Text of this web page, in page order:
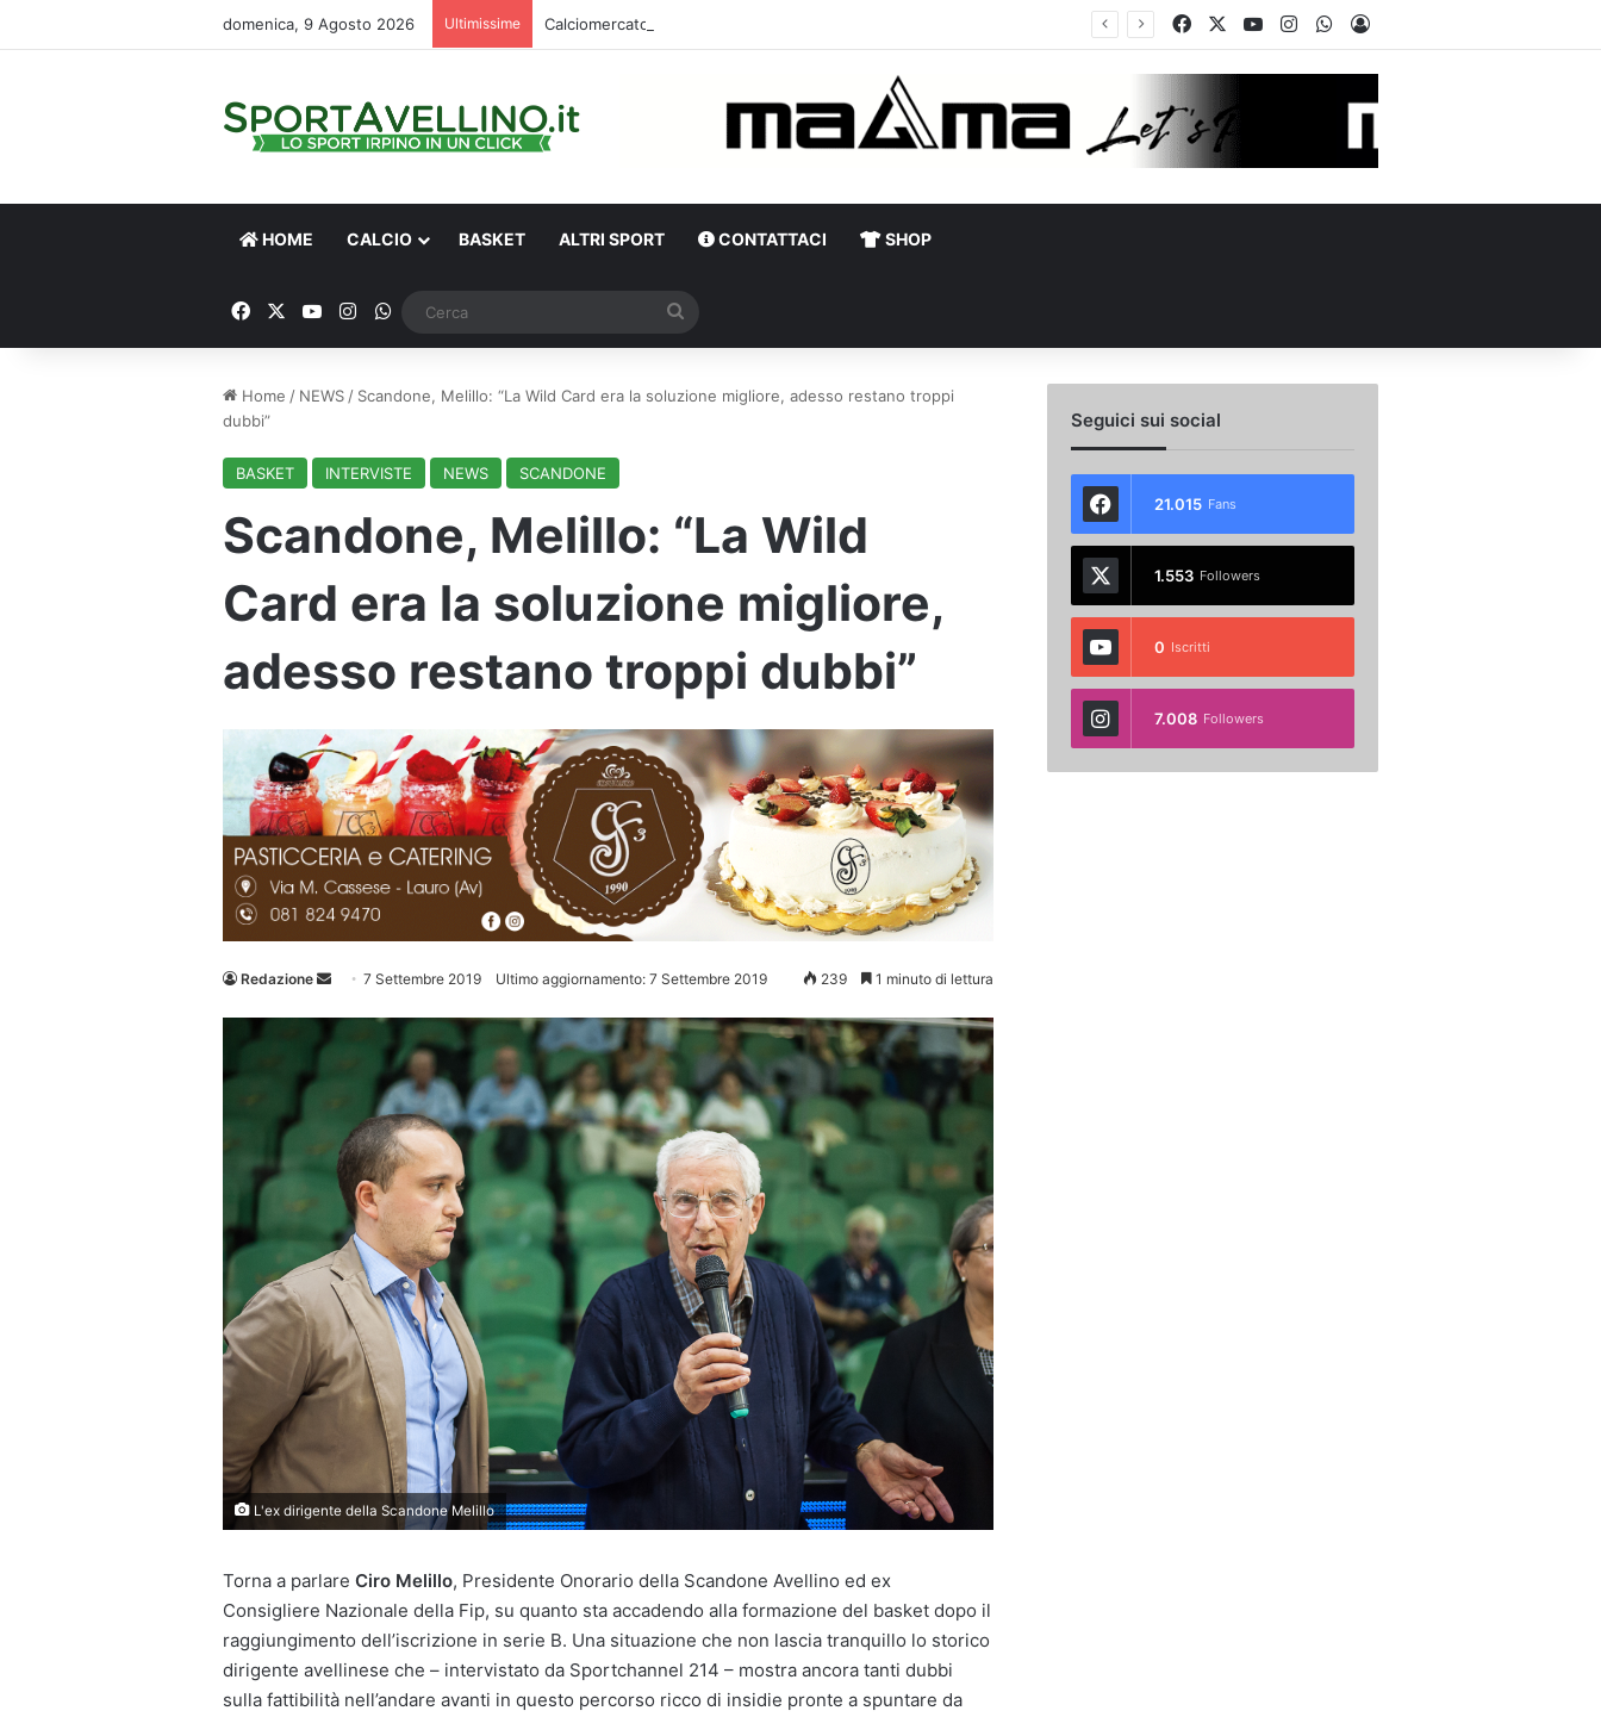
domenica, 9 Agosto 2026 Ultimissime FacebookYou TubeInstagramWhatsApp
Accedi
HOME CALCIO BASKET ALTRI SPORT CONTATTACI SHOP
FacebookYou TubeInstagram
WhatsApp
Home / NEWS / Scandone, Melillo: “La Wild Card era la soluzione migliore, adesso restano troppi
dubbi”
BASKET INTERVISTE NEWS SCANDONE
Scandone, Melillo: “La Wild
Card era la soluzione migliore,
adesso restano troppi dubbi”
Redazione
Invia 7 Settembre 2019 Ultimo aggiornamento: 7 Settembre 2019 239 1 minuto di lettura
L'ex dirigente della Scandone Melillo
Torna a parlare Ciro Melillo, Presidente Onorario della Scandone Avellino ed ex
Consigliere Nazionale della Fip, su quanto sta accadendo alla formazione del basket dopo il
raggiungimento dell’iscrizione in serie B. Una situazione che non lascia tranquillo lo storico
dirigente avellinese che – intervistato da Sportchannel 214 – mostra ancora tanti dubbi
sulla fattibilità nell’andare avanti in questo percorso ricco di insidie pronte a spuntare da
Seguici sui social
21.015 Fans
1.553 Followers
0 Iscritti
7.008 Followers